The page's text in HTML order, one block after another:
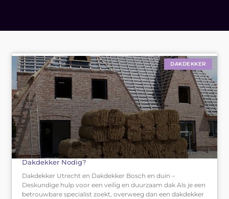
DAKDEKKER
Dakdekker Nodig?
Dakdekker Utrecht en Dakdekker Bosch en duin –
Deskundige hulp voor een veilig en duurzaam dak Als je een
betrouwbare specialist zoekt, overweeg dan een dakdekker